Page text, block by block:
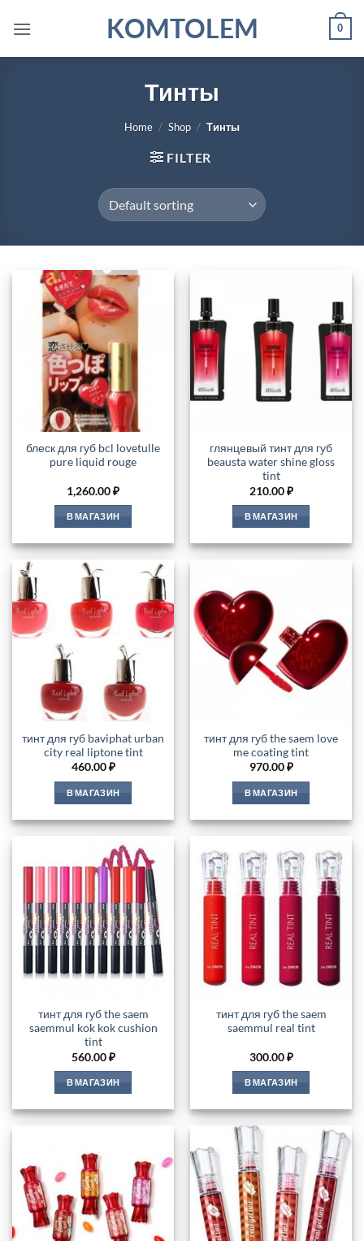
KOMTOLEM 0
Тинты
Home / Shop / Тинты
FILTER
блеск для губ bcl lovetulle
pure liquid rouge
1,260.00₽
В МАГАЗИН
глянцевый тинт для губ
beausta water shine gloss
tint
210.00₽
В МАГАЗИН
тинт для губ baviphat urban
city real liptone tint
460.00₽
В МАГАЗИН
тинт для губ the saem love
me coating tint
970.00₽
В МАГАЗИН
тинт для губ the saem
saemmul kok kok cushion
tint
560.00₽
В МАГАЗИН
тинт для губ the saem
saemmul real tint
300.00₽
В МАГАЗИН